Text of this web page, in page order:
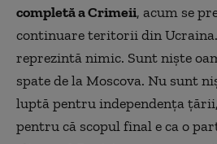
completă a Crimeii, acum se
continuare teritorii din
reprezintă nimic. Sunt nişte
spate de la Moscova. Nu sunt
luptă pentru independenţa
pentru că scopul final e ca o